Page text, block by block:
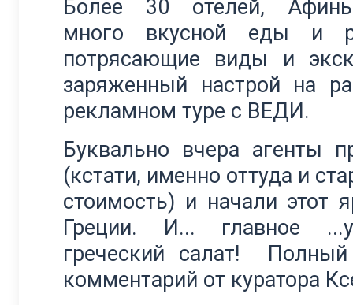
Более 30 отелей, Афины-
много вкусной еды и
потрясающие виды и
заряженный настрой на
рекламном туре с ВЕДИ.
Буквально вчера агенты
(кстати, именно оттуда и
стоимость) и начали этот
Греции. И... главное
греческий салат!
комментарий от куратора